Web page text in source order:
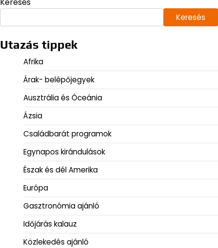
Keresés
Utazás tippek
Afrika
Árak- belépőjegyek
Ausztrália és Óceánia
Ázsia
Családbarát programok
Egynapos kirándulások
Észak és dél Amerika
Európa
Gasztronómia ajánló
Időjárás kalauz
Közlekedés ajánló